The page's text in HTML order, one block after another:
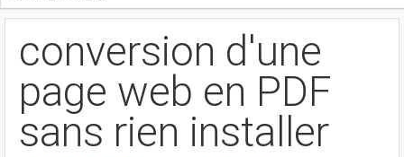
conversion d'une
page web en PDF
sans rien installer